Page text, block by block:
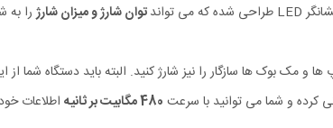
توان شارژ و میزان شارژ را به
480 مگابیت بر ثانیه
اطلاعات